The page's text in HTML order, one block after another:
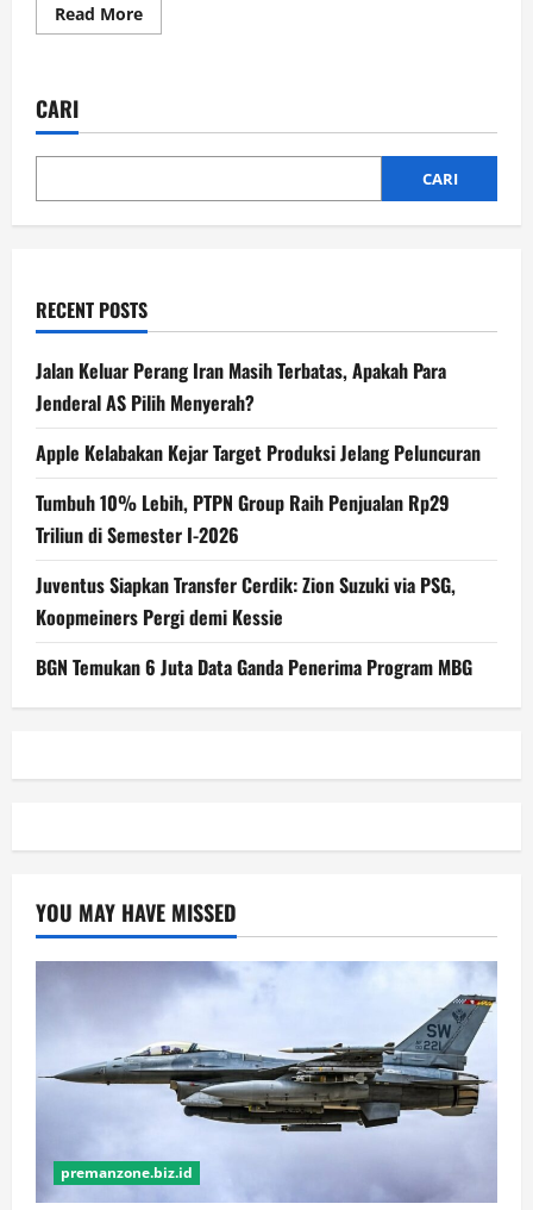
Read MoreRead
more
vs
Ujian
Sang
Bertahan
CARI
CARI
RECENT POSTS
Jalan Keluar Perang Iran Masih Terbatas, Apakah Para
Jenderal AS Pilih Menyerah?
Apple Kelabakan Kejar Target Produksi Jelang Peluncuran
Tumbuh 10% Lebih, PTPN Group Raih Penjualan Rp29
Triliun di Semester I-2026
Juventus Siapkan Transfer Cerdik: Zion Suzuki via PSG,
Koopmeiners Pergi demi Kessie
BGN Temukan 6 Juta Data Ganda Penerima Program MBG
YOU MAY HAVE MISSED
premanzone.biz.id